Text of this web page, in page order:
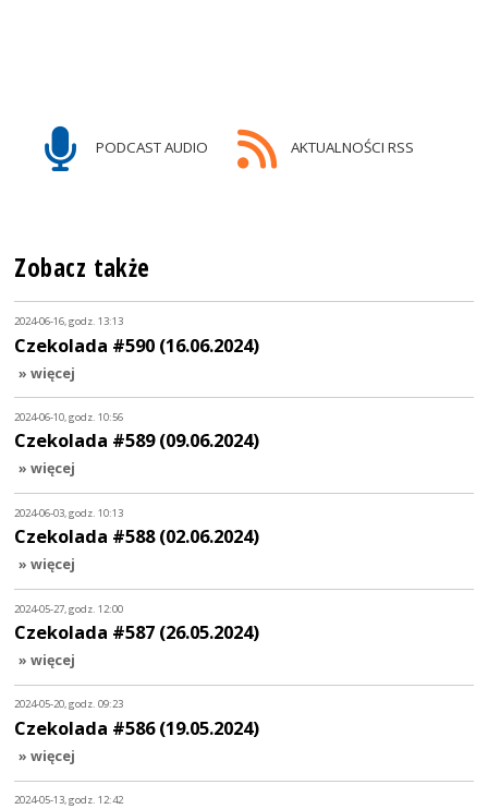
PODCAST AUDIO AKTUALNOŚCI RSS
Zobacz także
2024-06-16, godz. 13:13
Czekolada #590 (16.06.2024)
» więcej
2024-06-10, godz. 10:56
Czekolada #589 (09.06.2024)
» więcej
2024-06-03, godz. 10:13
Czekolada #588 (02.06.2024)
» więcej
2024-05-27, godz. 12:00
Czekolada #587 (26.05.2024)
» więcej
2024-05-20, godz. 09:23
Czekolada #586 (19.05.2024)
» więcej
2024-05-13, godz. 12:42